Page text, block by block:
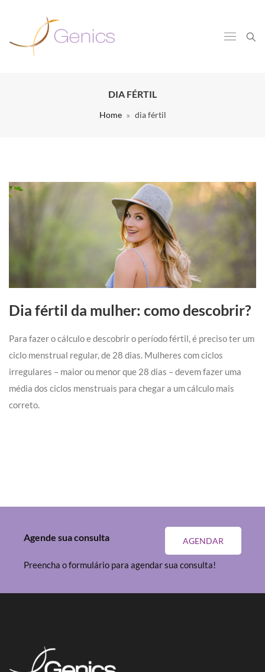
DIA FÉRTIL
Home dia fértil
Dia fértil da mulher: como descobrir?
Para fazer o cálculo e descobrir o período fértil, é preciso ter um
ciclo menstrual regular, de 28 dias. Mulheres com ciclos
irregulares – maior ou menor que 28 dias – devem fazer uma
média dos ciclos menstruais para chegar a um cálculo mais
correto.
AGENDAR
Agende sua consulta
Preencha o formulário para agendar sua consulta!